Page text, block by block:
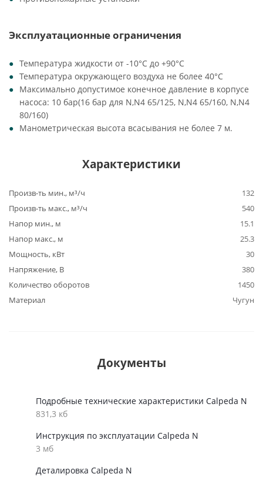
Эксплуатационные ограничения
Температура жидкости от -10°C до +90°C
Температура окружающего воздуха не более 40°C
Максимально допустимое конечное давление в корпусе
насоса: 10 бар(16 бар для N,N4 65/125, N,N4 65/160, N,N4
80/160)
Манометрическая высота всасывания не более 7 м.
Характеристики
Произв-ть мин., м³/ч
132
Произв-ть макс., м³/ч
540
Напор мин., м
15.1
Напор макс., м
25.3
Мощность, кВт
30
Напряжение, В
380
Количество оборотов
1450
Материал
Чугун
Документы
Подробные технические характеристики Calpeda N
831,3 кб
Инструкция по эксплуатации Calpeda N
3 мб
Деталировка Calpeda N